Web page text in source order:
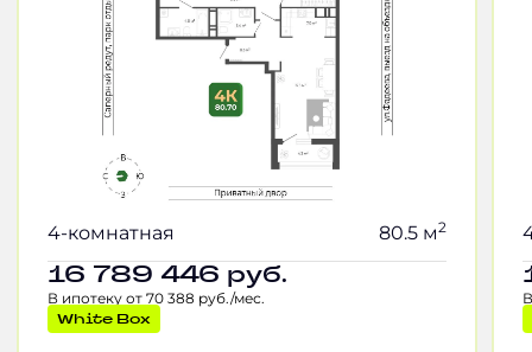
4-комнатная 80.5 м2
16 789 446 руб.
В ипотеку от 70 388 руб./мес.
White Box